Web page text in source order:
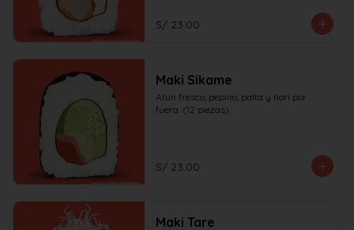
S/ 23.00
Maki Sikame
Atún fresco, pepino, palta y nori por
fuera. (12 piezas)
S/ 23.00
Maki Tare